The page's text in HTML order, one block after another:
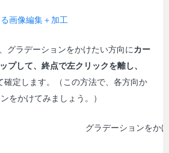
画像編集＋加工
グラデーションをかけたい方向にカー
プして、終点で左クリックを離し、
確定します。（この方法で、各方向か
をかけてみましょう。）